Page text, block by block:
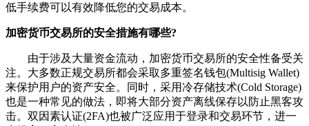
低手续费可以有效降低您的交易成本。
加密货币交易所的安全措施有哪些?
由于涉及大量资金流动，加密货币交易所的安全性备受关
注。大多数正规交易所都会采取多重签名钱包(Multisig Wallet)
来保护用户的资产安全。同时，采用冷存储技术(Cold Storage)
也是一种常见的做法，即将大部分资产离线保存以防止黑客攻
击。双因素认证(2FA)也被广泛应用于登录和交易环节，进一